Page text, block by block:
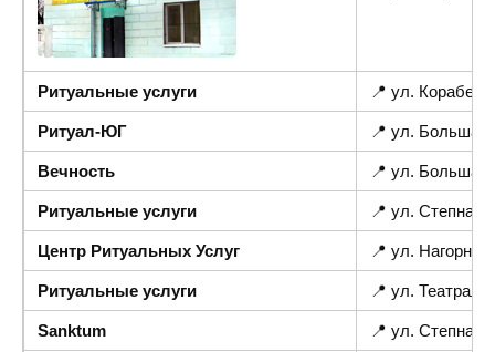
Ритуальные услуги 📍 ул.
Ритуал-ЮГ 📍 ул. Большая
Вечность 📍 ул. Большая
Ритуальные услуги 📍 ул. Степная
Центр Ритуальных Услуг 📍 ул. Нагорная
Ритуальные услуги 📍 ул.
Sanktum 📍 ул. Степная